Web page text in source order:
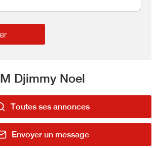
M Djimmy Noel
Toutes ses annonces
Envoyer un message